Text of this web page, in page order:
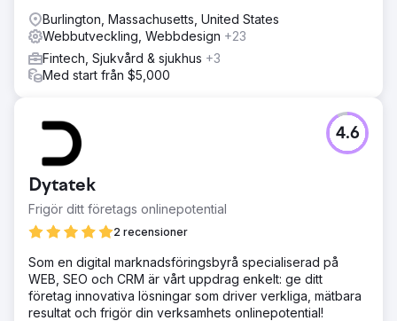
Burlington, Massachusetts, United States
Webbutveckling, Webbdesign +23
Fintech, Sjukvård & sjukhus +3
Med start från $5,000
Dytatek
Frigör ditt företags onlinepotential
2 recensioner
4.6
Som en digital marknadsföringsbyrå specialiserad på
WEB, SEO och CRM är vårt uppdrag enkelt: ge ditt
företag innovativa lösningar som driver verkliga, mätbara
resultat och frigör din verksamhets onlinepotential!